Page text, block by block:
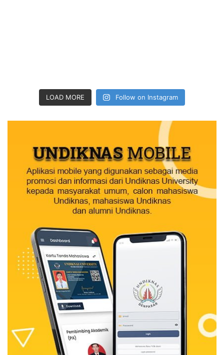
LOAD MORE Follow on Instagram